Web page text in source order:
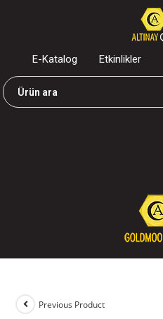
E-Katalog Etkinlikler
Previous Product